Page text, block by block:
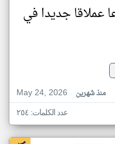
جديدا في
May 24, 2026
منذ شهرين
عدد الكلمات: ٢٥٤